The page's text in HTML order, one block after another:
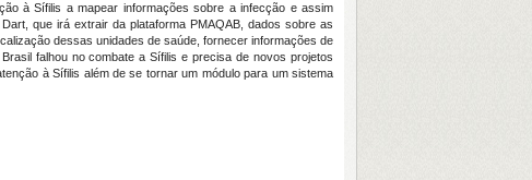
à Sífilis a mapear informações sobre a infecção e assim
que irá extrair da plataforma PMAQAB, dados sobre as
dessas unidades de saúde, fornecer informações de
falhou no combate a Sífilis e precisa de novos projetos
à Sífilis além de se tornar um módulo para um sistema